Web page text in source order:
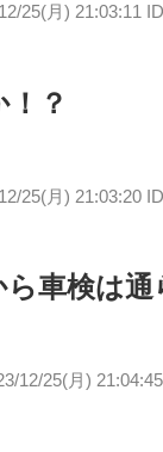
25(月) 21:03:11
？
25(月) 21:03:20
車検は
12/25(月)